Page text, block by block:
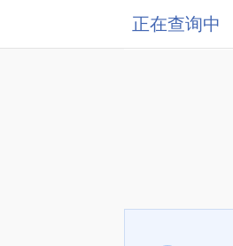
正在查询中